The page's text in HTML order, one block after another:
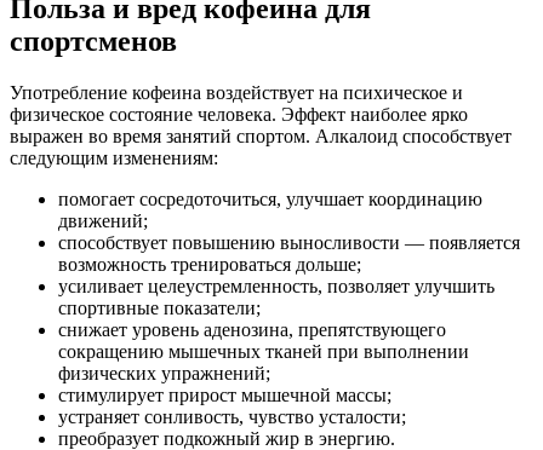
Польза и вред кофеина для
спортсменов
Употребление кофеина воздействует на психическое и
физическое состояние человека. Эффект наиболее ярко
выражен во время занятий спортом. Алкалоид способствует
следующим изменениям:
помогает сосредоточиться, улучшает координацию
движений;
способствует повышению выносливости — появляется
возможность тренироваться дольше;
усиливает целеустремленность, позволяет улучшить
спортивные показатели;
снижает уровень аденозина, препятствующего
сокращению мышечных тканей при выполнении
физических упражнений;
стимулирует прирост мышечной массы;
устраняет сонливость, чувство усталости;
преобразует подкожный жир в энергию.